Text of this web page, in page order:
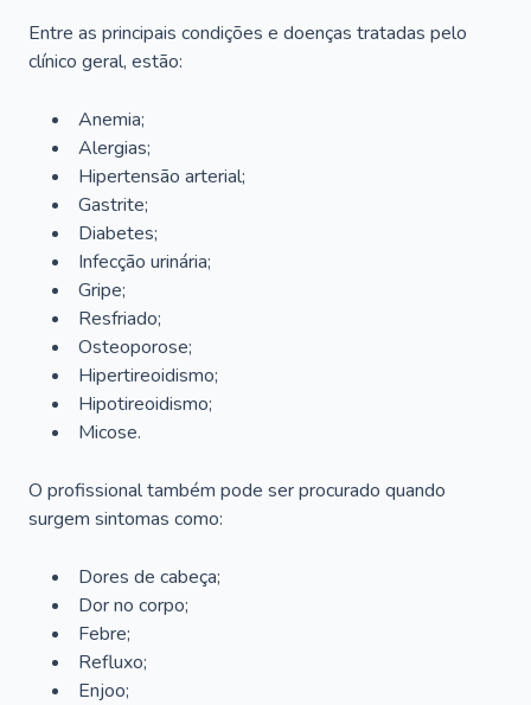
Entre as principais condições e doenças tratadas pelo
clínico geral, estão:
Anemia;
Alergias;
Hipertensão arterial;
Gastrite;
Diabetes;
Infecção urinária;
Gripe;
Resfriado;
Osteoporose;
Hipertireoidismo;
Hipotireoidismo;
Micose.
O profissional também pode ser procurado quando
surgem sintomas como:
Dores de cabeça;
Dor no corpo;
Febre;
Refluxo;
Enjoo;